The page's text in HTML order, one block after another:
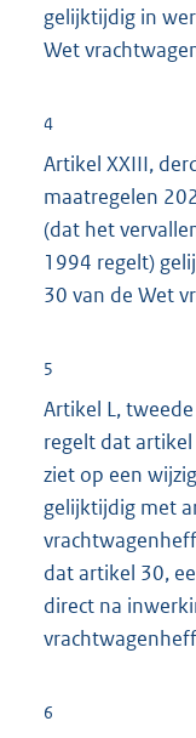
gelijktijdig in
Wet
4
Artikel XXIII,
maatregelen
(dat het
1994 regelt)
30 van de Wet
5
Artikel L,
regelt dat
ziet op een
gelijktijdig met
dat artikel 30,
direct na
6